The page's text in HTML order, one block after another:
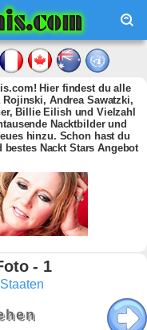
Hier findest du alle
Andrea Sawatzki,
Billie Eilish und Vielzahl
Nacktbilder und
hinzu. Schon hast du
Nackt Stars Angebot
- 1